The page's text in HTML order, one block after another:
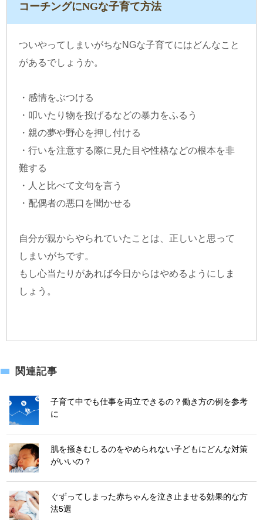
コーチングにNGな子育て方法
ついやってしまいがちなNGな子育てにはどんなこと
があるでしょうか。
・感情をぶつける
・叩いたり物を投げるなどの暴力をふるう
・親の夢や野心を押し付ける
・行いを注意する際に見た目や性格などの根本を非
難する
・人と比べて文句を言う
・配偶者の悪口を聞かせる
自分が親からやられていたことは、正しいと思って
しまいがちです。
もし心当たりがあれば今日からはやめるようにしま
しょう。
関連記事
子育て中でも仕事を両立できるの？働き方の例を参考
に
肌を掻きむしるのをやめられない子どもにどんな対策
がいいの？
ぐずってしまった赤ちゃんを泣き止ませる効果的な方
法5選